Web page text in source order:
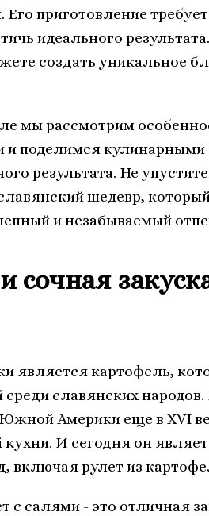
приготовление
идеального
создать уникальное
мы рассмотрим
и поделимся кулинарными
результата. Не
шедевр,
и незабываемый
сочная
является картофель,
славянских
Южной Америки еще в XVI
кухни. И сегодня он
включая рулет из
с салями - это отличная